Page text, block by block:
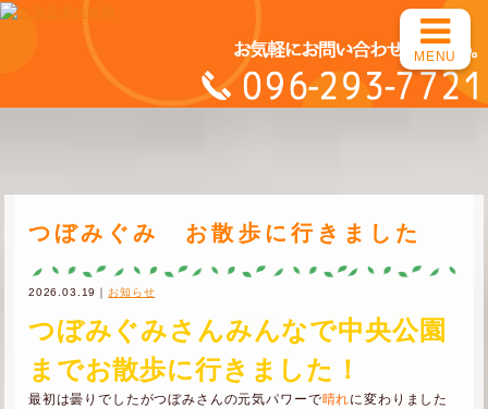
つぼみぐみ お散歩に行きました
2026.03.19｜ お知らせ
つぼみぐみさんみんなで中央公園
までお散歩に行きました！
最初は曇りでしたがつぼみさんの元気パワーで晴れに変わりました
MENU